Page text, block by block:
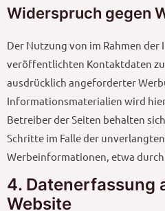
Widerspruch gegen
Der Nutzung von im Rahmen
veröffentlichten Kontaktdaten
ausdrücklich angeforderter
Informationsmaterialien wird
Betreiber der Seiten behalten
Schritte im Falle der
Werbeinformationen, etwa durch
4. Datenerfassung
Website